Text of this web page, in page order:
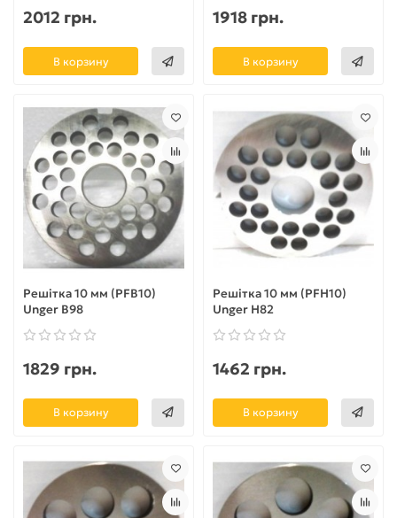
2012 грн.
В корзину
1918 грн.
В корзину
Решітка 10 мм (PFB10)
Unger B98
1829 грн.
В корзину
Решітка 10 мм (PFH10)
Unger H82
1462 грн.
В корзину